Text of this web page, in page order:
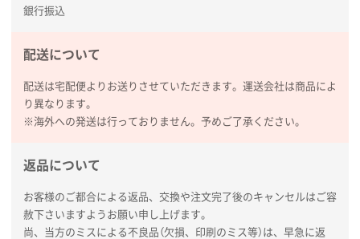
銀行振込
配送について
配送は宅配便よりお送りさせていただきます。運送会社は商品によ
り異なります。
※海外への発送は行っておりません。予めご了承ください。
返品について
お客様のご都合による返品、交換や注文完了後のキャンセルはご容
赦下さいますようお願い申し上げます。
尚、当方のミスによる不良品（欠損、印刷のミス等）は、早急に返